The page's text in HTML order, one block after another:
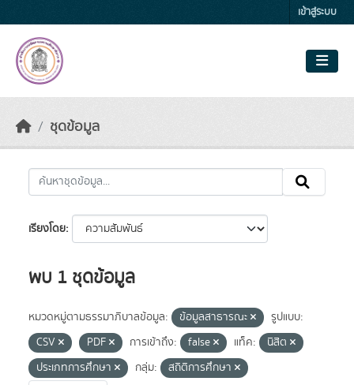
เข้าสู่ระบบ
ชุดข้อมูล
เรียงโดย
พบ 1 ชุดข้อมูล
หมวดหมู่ตามธรรมาภิบาลข้อมูล: ข้อมูลสาธารณะ
รูปแบบ:
CSV
PDF การเข้าถึง: false แท็ค:
นิสิต
ประเภทการศึกษา
กลุ่ม:
สถิติการศึกษา